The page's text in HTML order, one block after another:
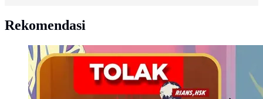
Rekomendasi